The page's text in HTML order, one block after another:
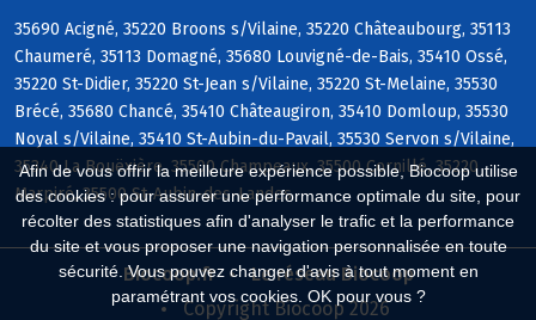
Afin de vous offrir la meilleure expérience possible, Biocoop utilise
des cookies : pour assurer une performance optimale du site, pour
récolter des statistiques afin d'analyser le trafic et la performance
du site et vous proposer une navigation personnalisée en toute
sécurité. Vous pouvez changer d'avis à tout moment en
paramétrant vos cookies. OK pour vous ?
35690 Acigné, 35220 Broons s/Vilaine, 35220 Châteaubourg, 35113
Chaumeré, 35113 Domagné, 35680 Louvigné-de-Bais, 35410 Ossé,
35220 St-Didier, 35220 St-Jean s/Vilaine, 35220 St-Melaine, 35530
Brécé, 35680 Chancé, 35410 Châteaugiron, 35410 Domloup, 35530
Noyal s/Vilaine, 35410 St-Aubin-du-Pavail, 35530 Servon s/Vilaine,
35340 La Bouëxière, 35500 Champeaux, 35500 Cornillé, 35220
Marpiré, 35500 St-Aubin-des-Landes
Biocoop.fr
Le réseau Biocoop
Copyright Biocoop 2026